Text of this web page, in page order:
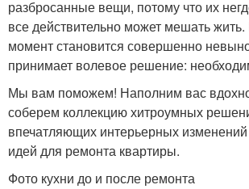
разбросанные вещи, потому что их
все действительно может мешать жить.
момент становится совершенно
принимает волевое решение:
Мы вам поможем! Наполним вас
соберем коллекцию хитроумных
впечатляющих интерьерных
идей для ремонта квартиры.
Фото кухни до и после ремонта